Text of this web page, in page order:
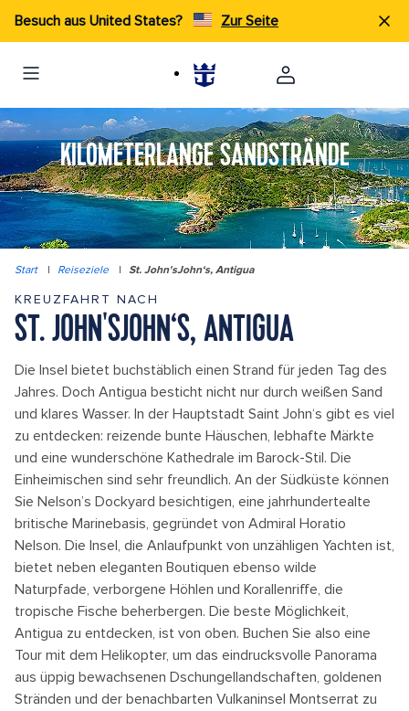
Besuch aus United States? Zur Seite
KILOMETERLANGE SANDSTRÄNDE
Start | Reiseziele | St. John'sJohn‘s, Antigua
KREUZFAHRT NACH
ST. JOHN'SJOHN‘S, ANTIGUA
Die Insel bietet buchstäblich einen Strand für jeden Tag des
Jahres. Doch Antigua besticht nicht nur durch weißen Sand
und klares Wasser. In der Hauptstadt Saint John‘s gibt es viel
zu entdecken: reizende bunte Häuschen, lebhafte Märkte
und eine wunderschöne Kathedrale im Barock-Stil. Die
Einheimischen sind sehr freundlich. An der Südküste können
Sie Nelson’s Dockyard besichtigen, eine jahrhundertealte
britische Marinebasis, gegründet von Admiral Horatio
Nelson. Die Insel, die Anlaufpunkt von unzähligen Yachten ist,
bietet neben eleganten Boutiquen ebenso wilde
Naturpfade, verborgene Höhlen und Korallenriffe, die
tropische Fische beherbergen. Die beste Möglichkeit,
Antigua zu entdecken, ist von oben. Buchen Sie also eine
Tour mit dem Helikopter, um das eindrucksvolle Panorama
aus üppig bewachsenen Dschungellandschaften, goldenen
Stränden und der benachbarten Vulkaninsel Montserrat zu